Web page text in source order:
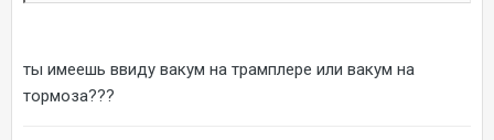
ты имеешь ввиду вакум на трамплере или вакум на
тормоза???